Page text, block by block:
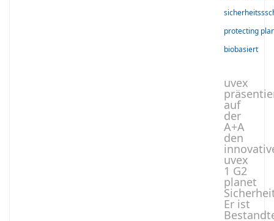
protecting
biobasiert
uvex
auf
der
A+A
den
uvex
1 G2
planet
Er ist